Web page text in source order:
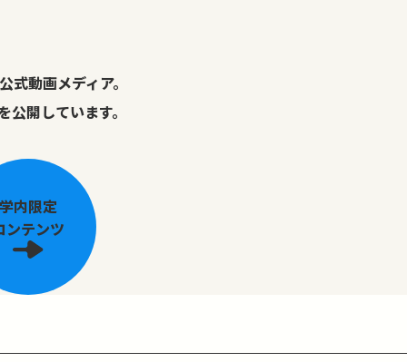
式動画メディア。
開しています。
学内限定
ンテンツ